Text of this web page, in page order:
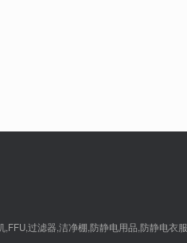
过滤器,洁净棚,防静电用品,防静电衣